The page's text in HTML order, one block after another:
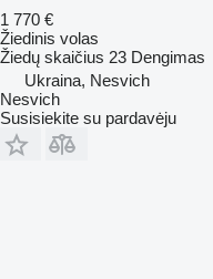
1 770 €
Žiedinis volas
Žiedų skaičius 23 Dengimas
Ukraina, Nesvich
Nesvich
Susisiekite su pardavėju